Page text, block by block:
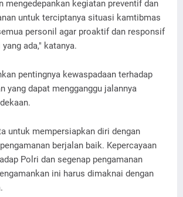
mengedepankan kegiatan preventif dan
untuk terciptanya situasi kamtibmas
personil agar proaktif dan responsif
ada," katanya.
pentingnya kewaspadaan terhadap
yang dapat mengganggu jalannya
untuk mempersiapkan diri dengan
berjalan baik. Kepercayaan
Polri dan segenap pengamanan
ini harus dimaknai dengan